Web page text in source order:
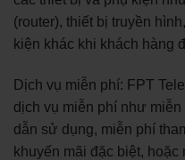
(router), thiết bị truyền
kiện khác khi khách hàng
Dịch vụ miễn phí: FPT
dịch vụ miễn phí như
dẫn sử dụng, miễn phí
khuyến mãi đặc biệt,